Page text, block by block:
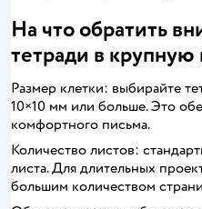
На что обратить
тетради в крупную
Размер клетки: выбирайте
10×10 мм или больше. Это
комфортного письма.
Количество листов:
листа. Для длительных
большим количеством